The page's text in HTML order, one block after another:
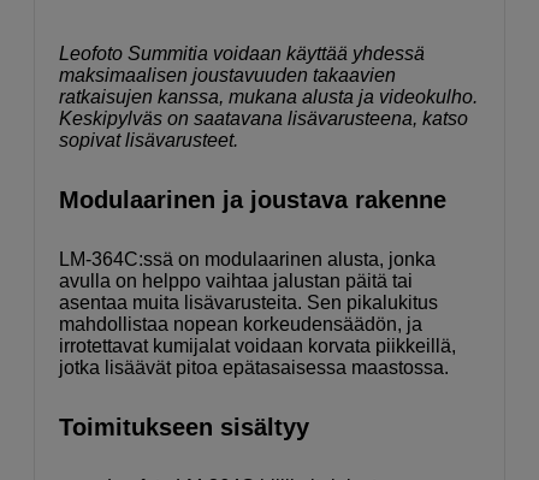
Leofoto Summitia voidaan käyttää yhdessä
maksimaalisen joustavuuden takaavien
ratkaisujen kanssa, mukana alusta ja videokulho.
Keskipylväs on saatavana lisävarusteena, katso
sopivat lisävarusteet.
Modulaarinen ja joustava rakenne
LM-364C:ssä on modulaarinen alusta, jonka
avulla on helppo vaihtaa jalustan päitä tai
asentaa muita lisävarusteita. Sen pikalukitus
mahdollistaa nopean korkeudensäädön, ja
irrotettavat kumijalat voidaan korvata piikkeillä,
jotka lisäävät pitoa epätasaisessa maastossa.
Toimitukseen sisältyy